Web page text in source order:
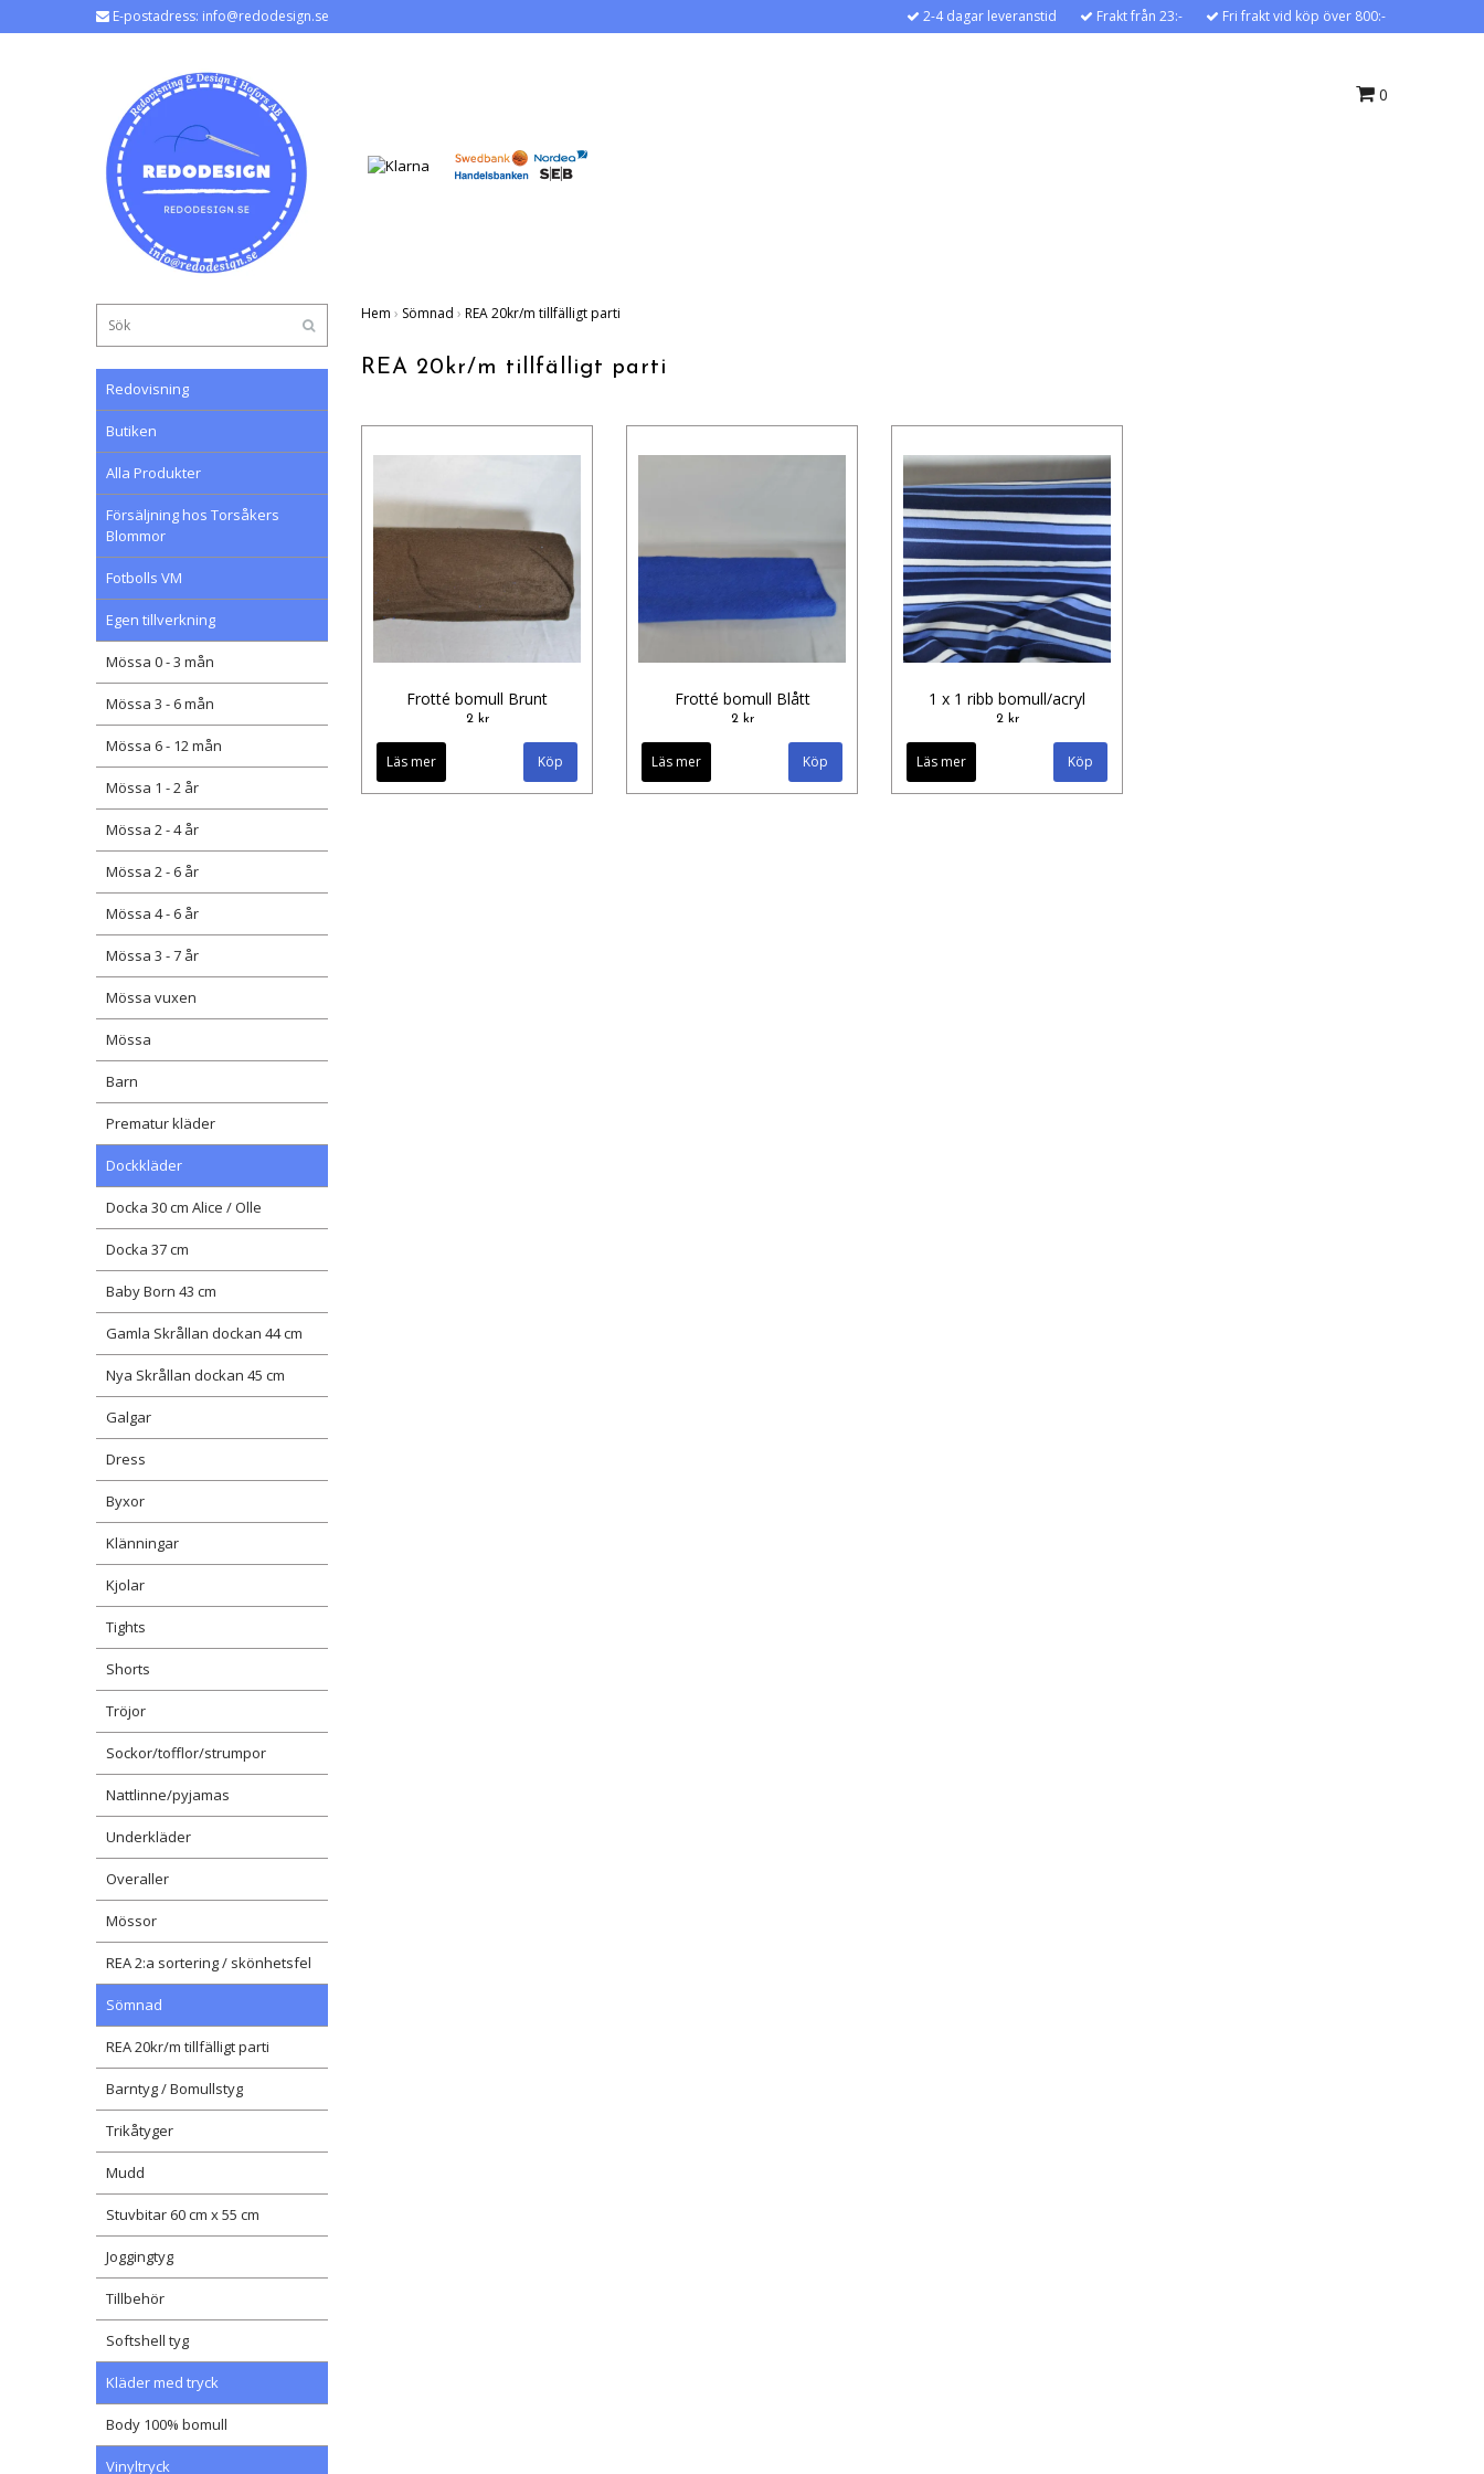
E-postadress: info@redodesign.se 2-4 dagar leveranstid Frakt från 23:- Fri frakt vid köp över 800:-
0
Redovisning
Butiken
Alla Produkter
Försäljning hos Torsåkers
Blommor
Fotbolls VM
Egen tillverkning
Mössa 0 - 3 mån
Mössa 3 - 6 mån
Mössa 6 - 12 mån
Mössa 1 - 2 år
Mössa 2 - 4 år
Mössa 2 - 6 år
Mössa 4 - 6 år
Mössa 3 - 7 år
Mössa vuxen
Mössa
Barn
Prematur kläder
Dockkläder
Docka 30 cm Alice / Olle
Docka 37 cm
Baby Born 43 cm
Gamla Skrållan dockan 44 cm
Nya Skrållan dockan 45 cm
Galgar
Dress
Byxor
Klänningar
Kjolar
Tights
Shorts
Tröjor
Sockor/tofflor/strumpor
Nattlinne/pyjamas
Underkläder
Overaller
Mössor
REA 2:a sortering / skönhetsfel
Sömnad
REA 20kr/m tillfälligt parti
Barntyg / Bomullstyg
Trikåtyger
Mudd
Stuvbitar 60 cm x 55 cm
Joggingtyg
Tillbehör
Softshell tyg
Kläder med tryck
Body 100% bomull
Vinyltryck
Hem › Sömnad › REA 20kr/m tillfälligt parti
REA 20kr/m tillfälligt parti
Frotté bomull Brunt
2 kr
Läs mer
Frotté bomull Blått
2 kr
Läs mer
1 x 1 ribb bomull/acryl
2 kr
Läs mer